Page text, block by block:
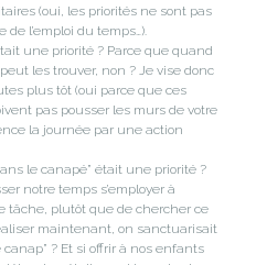
(oui, les priorités ne sont pas
l’emploi du temps…).
une priorité ? Parce que quand
les trouver, non ? Je vise donc
plus tôt (oui parce que ces
pas pousser les murs de votre
la journée par une action
le canapé” était une priorité ?
notre temps s’employer à
tâche, plutôt que de chercher ce
maintenant, on sanctuarisait
canap” ? Et si offrir à nos enfants